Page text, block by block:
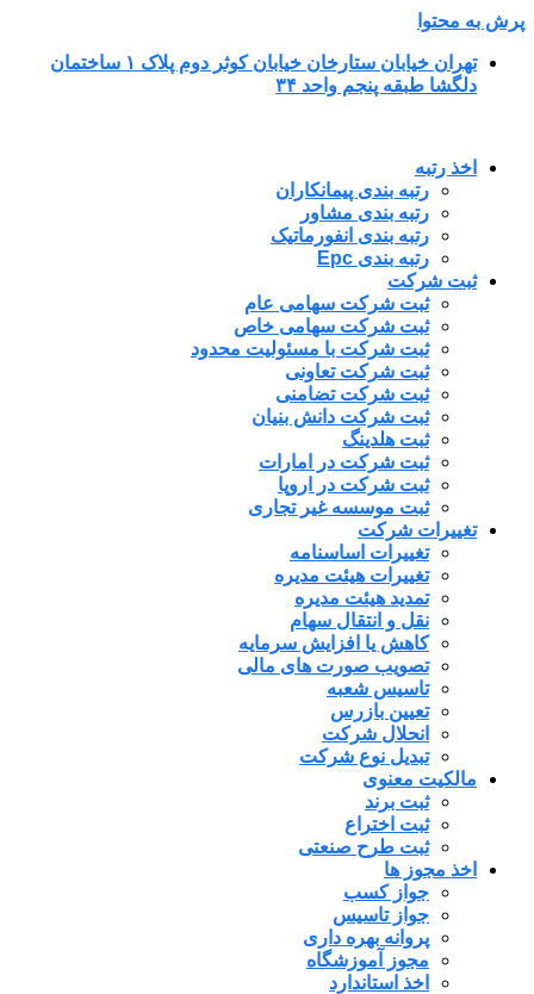
پرش به محتوا
تهران خیابان ستارخان خیابان کوثر دوم پلاک ۱ ساختمان
دلگشا طبقه پنجم واحد ۳۴
اخذ رتبه
رتبه بندی پیمانکاران
رتبه بندی مشاور
رتبه بندی انفورماتیک
رتبه بندی Epc
ثبت شرکت
ثبت شرکت سهامی عام
ثبت شرکت سهامی خاص
ثبت شرکت با مسئولیت محدود
ثبت شرکت تعاونی
ثبت شرکت تضامنی
ثبت شرکت دانش بنیان
ثبت هلدینگ
ثبت شرکت در امارات
ثبت شرکت در اروپا
ثبت موسسه غیر تجاری
تغییرات شرکت
تغییرات اساسنامه
تغییرات هیئت مدیره
تمدید هیئت مدیره
نقل و انتقال سهام
کاهش یا افزایش سرمایه
تصویب صورت های مالی
تاسیس شعبه
تعیین بازرس
انحلال شرکت
تبدیل نوع شرکت
مالکیت معنوی
ثبت برند
ثبت اختراع
ثبت طرح صنعتی
اخذ مجوز ها
جواز کسب
جواز تاسیس
پروانه بهره داری
مجوز آموزشگاه
اخذ استاندارد